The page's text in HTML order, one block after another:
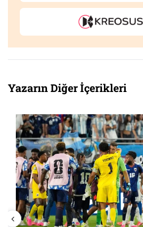
Yazarın Diğer İçerikleri